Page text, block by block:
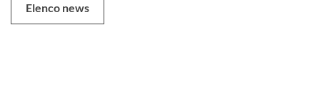
Elenco news